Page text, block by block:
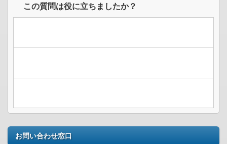
この質問は役に立ちましたか？
お問い合わせ窓口